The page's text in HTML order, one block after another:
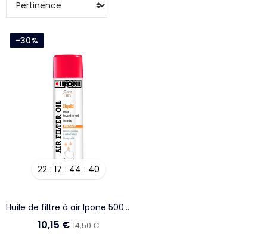
-30%
22 17 44 40
Huile de filtre à air Ipone 500ml
10,15 € 14,50 €